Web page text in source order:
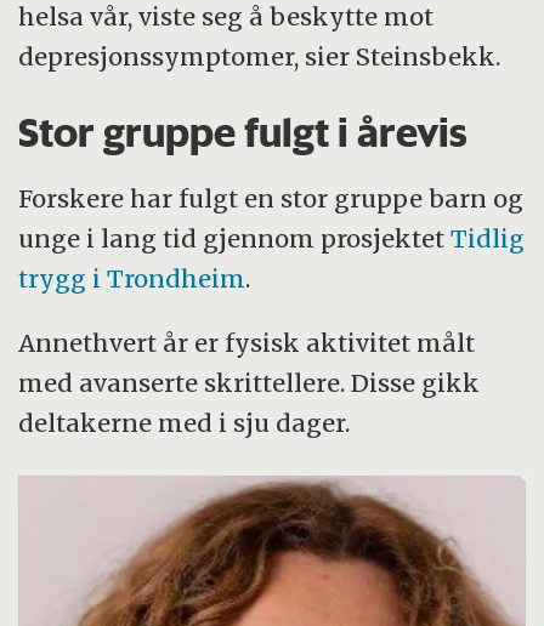
helsa vår, viste seg å beskytte mot
depresjonssymptomer, sier Steinsbekk.
Stor gruppe fulgt i årevis
Forskere har fulgt en stor gruppe barn og
unge i lang tid gjennom prosjektetTidlig
trygg i Trondheim.
Annethvert år er fysisk aktivitet målt
med avanserte skrittellere. Disse gikk
deltakerne med i sju dager.